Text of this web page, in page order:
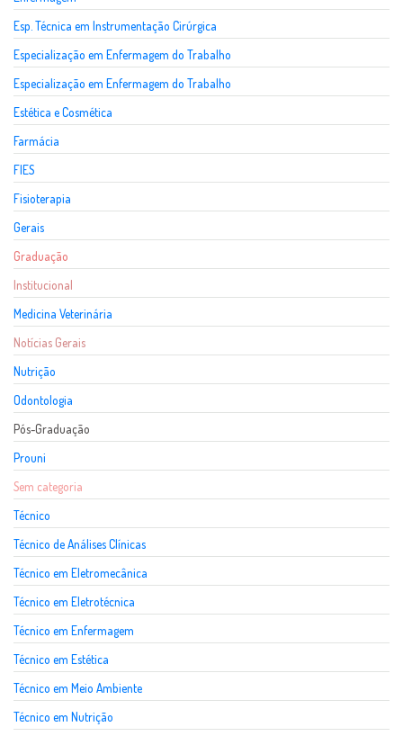
Esp. Técnica em Instrumentação Cirúrgica
Especialização em Enfermagem do Trabalho
Especialização em Enfermagem do Trabalho
Estética e Cosmética
Farmácia
FIES
Fisioterapia
Gerais
Graduação
Institucional
Medicina Veterinária
Notícias Gerais
Nutrição
Odontologia
Pós-Graduação
Prouni
Sem categoria
Técnico
Técnico de Análises Clínicas
Técnico em Eletromecânica
Técnico em Eletrotécnica
Técnico em Enfermagem
Técnico em Estética
Técnico em Meio Ambiente
Técnico em Nutrição